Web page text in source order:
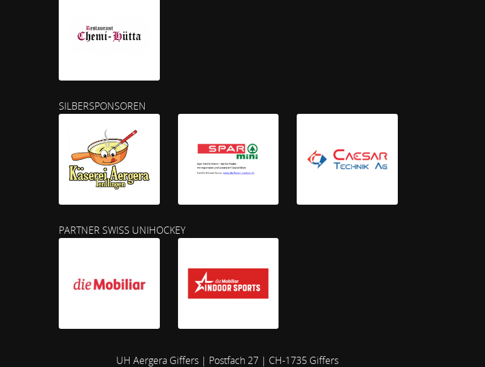
SILBERSPONSOREN
PARTNER SWISS UNIHOCKEY
UH Aergera Giffers | Postfach 27 | CH-1735 Giffers